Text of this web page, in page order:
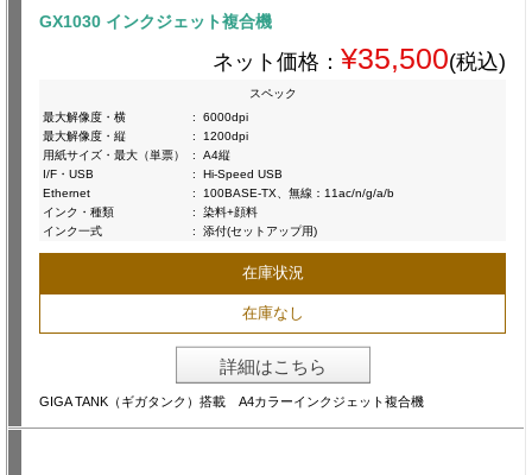
GX1030 インクジェット複合機
ネット価格： ¥35,500(税込)
スペック
最大解像度・横
:
6000dpi
最大解像度・縦
:
1200dpi
用紙サイズ・最大（単票）
:
A4縦
I/F・USB
:
Hi-Speed USB
Ethernet
:
100BASE-TX、無線：11ac/n/g/a/b
インク・種類
:
染料+顔料
インク一式
: 添付(セットアップ用)
在庫状況
在庫なし
詳細はこちら
GIGA TANK（ギガタンク）搭載 A4カラーインクジェット複合機